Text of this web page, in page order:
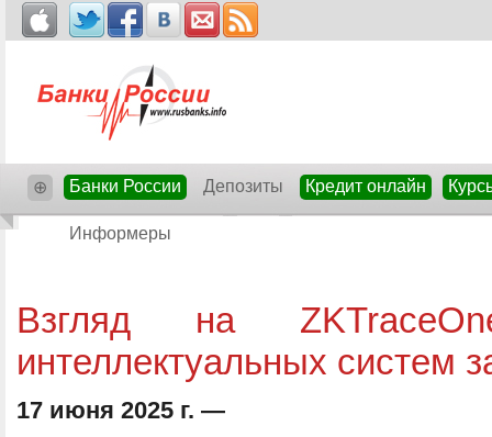
⊕ Банки России Депозиты Кредит онлайн
Информеры
Взгляд на
интеллектуальных систем
17 июня 2025 г. —